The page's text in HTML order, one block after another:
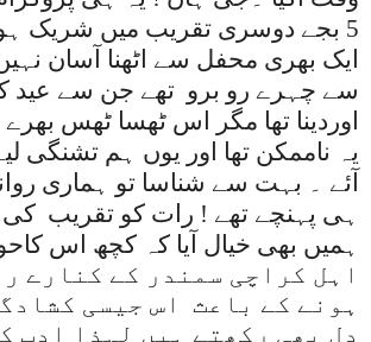
5 بجے دوسری تقریب میں شریک ہوں گے !
ایک بھری محفل سے اٹھنا آسان
سے چہرے رو برو تھے جن سے عید کا
اوردینا تھا مگر اس ٹھسا ٹھس
یہ ناممکن تھا اور یوں ہم تشنگی
آئے ۔ بہت سے شناسا تو ہماری
ہی پہنچے تھے ! رات کو تقریب کی
ہمیں بھی خیال آیا کہ کچھ اس
اہل کراچی سمندر کے کنارے
ہونے کے باعث
اس جیسی
دل بھی رکھتے ہیں لہذا ادب